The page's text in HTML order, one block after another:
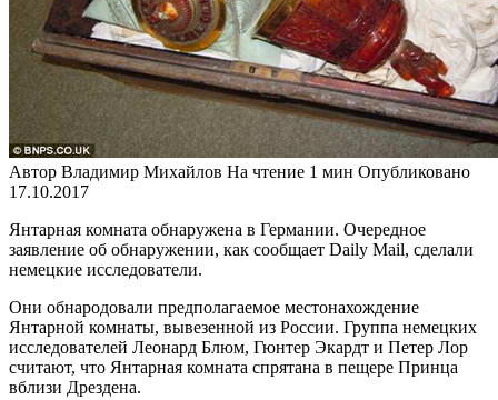
Автор Владимир Михайлов На чтение 1 мин Опубликовано
17.10.2017
Янтарная комната обнаружена в Германии. Очередное
заявление об обнаружении, как сообщает Daily Mail, сделали
немецкие исследователи.
Они обнародовали предполагаемое местонахождение
Янтарной комнаты, вывезенной из России. Группа немецких
исследователей Леонард Блюм, Гюнтер Экардт и Петер Лор
считают, что Янтарная комната спрятана в пещере Принца
вблизи Дрездена.